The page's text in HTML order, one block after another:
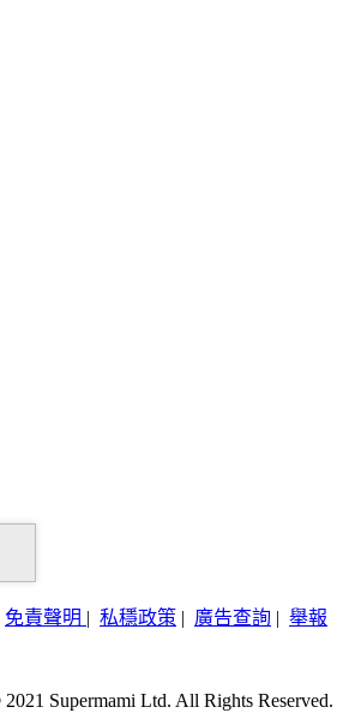
免責聲明 | 私穩政策 | 廣告查詢 | 舉報
Supermami Ltd. All Rights Reserved.